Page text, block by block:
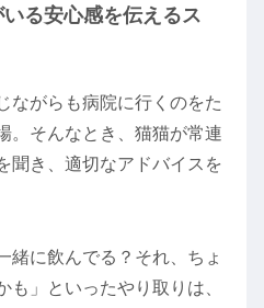
る安心感を伝えるス
ながらも病院に行くのをた
。そんなとき、猫猫が常連
聞き、適切なアドバイスを
緒に飲んでる？それ、ちょ
も」といったやり取りは、